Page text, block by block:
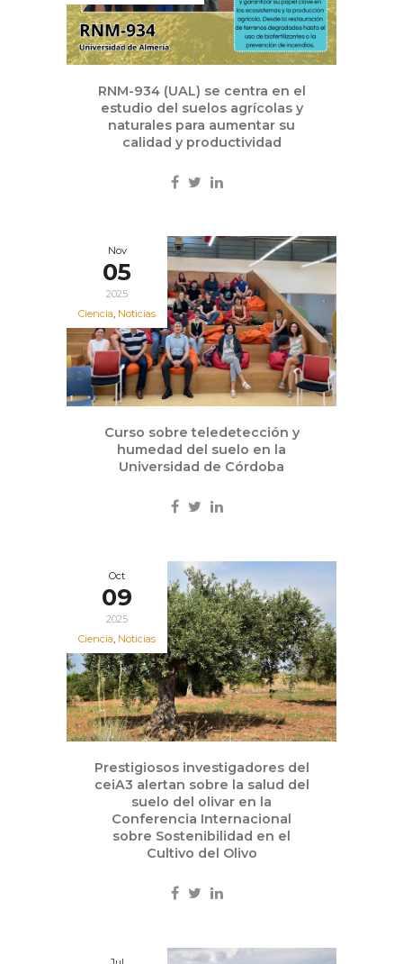
RNM-934 (UAL) se centra en el
estudio del suelos agrícolas y
naturales para aumentar su
calidad y productividad
Nov
05
2025
Ciencia, Noticias
Curso sobre teledetección y
humedad del suelo en la
Universidad de Córdoba
Oct
09
2025
Ciencia, Noticias
Prestigiosos investigadores del
ceiA3 alertan sobre la salud del
suelo del olivar en la
Conferencia Internacional
sobre Sostenibilidad en el
Cultivo del Olivo